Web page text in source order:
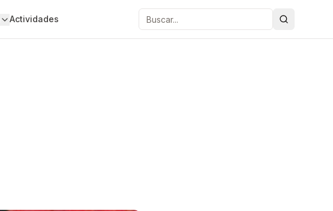
Actividades Buscar